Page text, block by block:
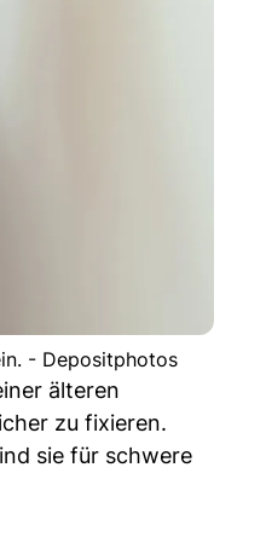
- Depositphotos
älteren
zu fixieren.
sie für schwere